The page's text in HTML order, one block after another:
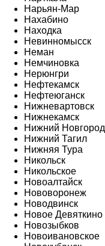
Нарьян-Мар
Нахабино
Находка
Невинномысск
Неман
Немчиновка
Нерюнгри
Нефтекамск
Нефтеюганск
Нижневартовск
Нижнекамск
Нижний Новгород
Нижний Тагил
Нижняя Тура
Никольск
Никольское
Новоалтайск
Нововоронеж
Новодвинск
Новое Девяткино
Новозыбков
Новоивановское